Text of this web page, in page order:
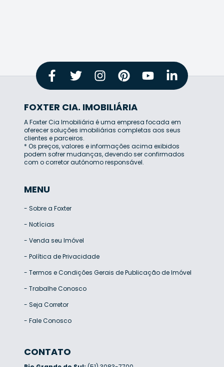
FOXTER CIA. IMOBILIÁRIA
A Foxter Cia Imobiliária é uma empresa focada em
oferecer soluções imobiliárias completas aos seus
clientes e parceiros.
* Os preços, valores e informações acima exibidos
podem sofrer mudanças, devendo ser confirmados
com o corretor autônomo responsável.
MENU
- Sobre a Foxter
- Notícias
- Venda seu Imóvel
- Política de Privacidade
- Termos e Condições Gerais de Publicação de Imóvel
- Trabalhe Conosco
- Seja Corretor
- Fale Conosco
CONTATO